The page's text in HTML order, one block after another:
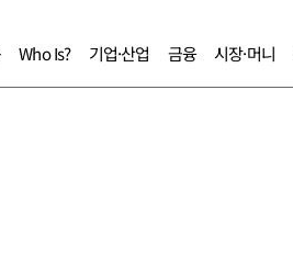
Who Is? 기업·산업 금융 시장·머니